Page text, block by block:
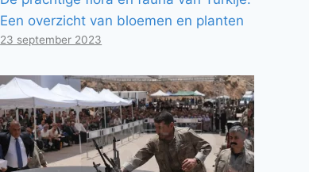
Een overzicht van bloemen en planten
23 september 2023